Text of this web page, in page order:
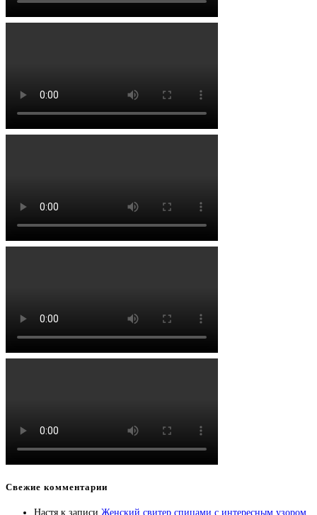
Свежие комментарии
Настя к записи Женский свитер спицами с интересным узором